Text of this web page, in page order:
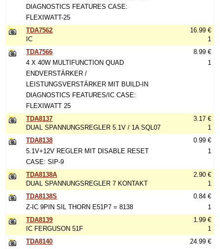
DIAGNOSTICS FEATURES CASE:
FLEXIWATT-25
TDA7562
IC
16.99 €
1
TDA7566
4 X 40W MULTIFUNCTION QUAD
ENDVERSTÄRKER /
LEISTUNGSVERSTÄRKER MIT BUILD-IN
DIAGNOSTICS FEATURES/IC CASE:
FLEXIWATT 25
8.99 €
1
TDA8137
DUAL SPANNUNGSREGLER 5.1V / 1A SQL07
3.17 €
1
TDA8138
5.1V+12V REGLER MIT DISABLE RESET
CASE: SIP-9
0.99 €
1
TDA8138A
DUAL SPANNUNGSREGLER 7 KONTAKT
2.90 €
1
TDA8138S
Z-IC 9PIN SIL THORN E51P7 = 8138
0.84 €
1
TDA8139
IC FERGUSON 51F
1.99 €
1
TDA8140
24.99 €